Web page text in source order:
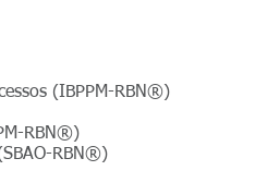
(IBPPM-RBN®)
RBN®)
RBN®)